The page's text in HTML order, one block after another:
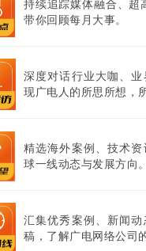
持续追踪媒体融合、超
带你回顾每月大事。
深度对话行业大咖、
现广电人的所思所想，
精选海外案例、技术
球一线动态与发展方向。
汇集优秀案例、新闻
稿，了解广电网络公司